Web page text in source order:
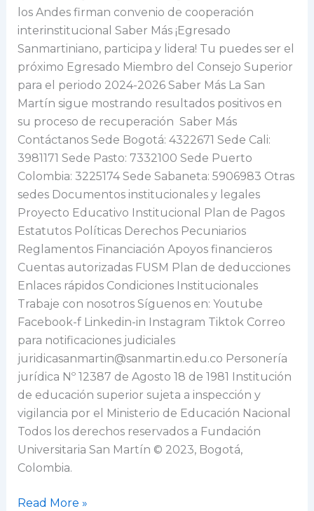
los Andes firman convenio de cooperación
interinstitucional Saber Más ¡Egresado
Sanmartiniano, participa y lidera! Tu puedes ser el
próximo Egresado Miembro del Consejo Superior
para el periodo 2024-2026 Saber Más La San
Martín sigue mostrando resultados positivos en
su proceso de recuperación Saber Más
Contáctanos Sede Bogotá: 4322671 Sede Cali:
3981171 Sede Pasto: 7332100 Sede Puerto
Colombia: 3225174 Sede Sabaneta: 5906983 Otras
sedes Documentos institucionales y legales
Proyecto Educativo Institucional Plan de Pagos
Estatutos Políticas Derechos Pecuniarios
Reglamentos Financiación Apoyos financieros
Cuentas autorizadas FUSM Plan de deducciones
Enlaces rápidos Condiciones Institucionales
Trabaje con nosotros Síguenos en: Youtube
Facebook-f Linkedin-in Instagram Tiktok Correo
para notificaciones judiciales
juridicasanmartin@sanmartin.edu.co Personería
jurídica Nº 12387 de Agosto 18 de 1981 Institución
de educación superior sujeta a inspección y
vigilancia por el Ministerio de Educación Nacional
Todos los derechos reservados a Fundación
Universitaria San Martín © 2023, Bogotá,
Colombia.
Read More »